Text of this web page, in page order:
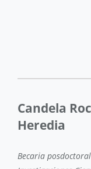
Candela
Heredia
Becaria